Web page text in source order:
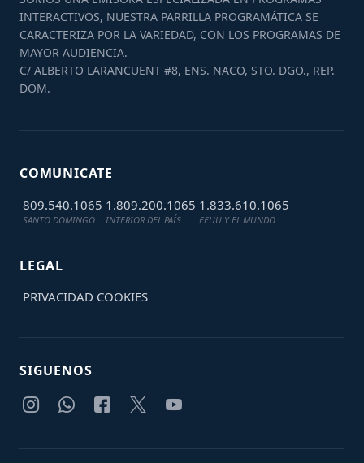
INTERACTIVOS, NUESTRA PARRILLA PROGRAMÁTICA SE
CARACTERIZA POR LA VARIEDAD, CON LOS PROGRAMAS DE
MAYOR AUDIENCIA.
C/ ALBERTO LARANCUENT #8, ENS. NACO, STO. DGO., REP.
DOM.
COMUNICATE
809.540.1065
SANTO DOMINGO
1.809.200.1065
INTERIOR DEL PAÍS
1.833.610.1065
EEUU Y EL MUNDO
LEGAL
PRIVACIDAD COOKIES
SIGUENOS